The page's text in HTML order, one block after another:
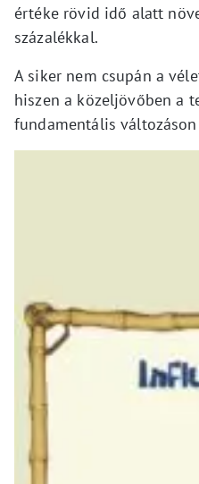
értéke rövid idő alatt
százalékkal.
A siker nem csupán a
hiszen a közeljövőben a
fundamentális